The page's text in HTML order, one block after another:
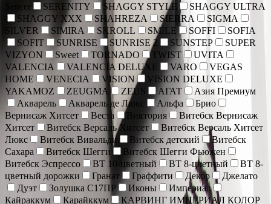
Sencer
SERENITY SHAGGY STYLE
SHAGGY ULTRA
SHAGGY XXX
SHAHREZA SIERRA
SIGMA
SILVER
SIMIRA SKROLL SMILE SOFFI
SOFIA
SOFIT
SUNRISE SUNRISE 2 SUNSTEP
SUPER
VIZYON
Sweet TORNADO TWIST
UVITA
VALENCIA
VALENCIA DELUXE VARO
VEGAS
HOME
VENECIA VISION
VISION DELUXE
YAKAMOZ
ZEUGMA ZEUS АГАТ
Азия Премиум
Акварель
Акварель де Люкс Альфа
Брио
Вернисаж Хитсет
Веста Виктория
Витебск Вернисаж
Хитсет
Витебск Версаль Хитсет
Витебск Версаль Хитсет
Люкс
Витебск Вивальди Витебск детский
Витебск
Сахара
Витебск Шегги
Витебск Шегги Фьюжен
Витебск Эспрессо
ВТ 10-цветный ВТ 8-цветный
ВТ 8-
цветный дорожки
Гранат Граффити Декор
Джелато
Дуэт
Золушка С17ПР Иконы
Империал
Кайраккум
Карайккум КАРВИНГ ИМПЕРИАЛ КОЛОР